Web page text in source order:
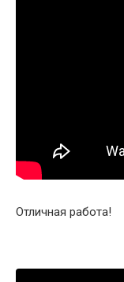
Отличная работа!